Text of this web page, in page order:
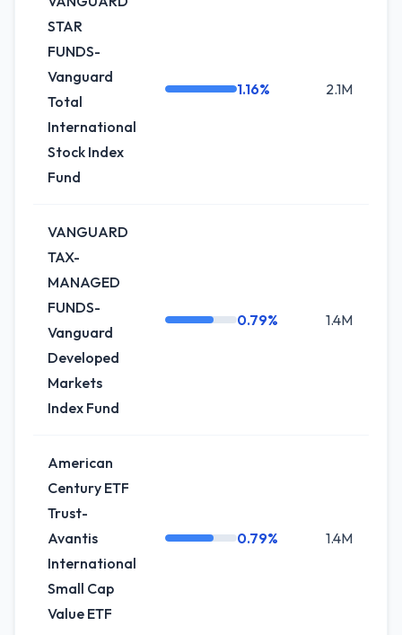
STAR
FUNDS-
Vanguard
Total
International
Stock Index
Fund
1.16% 2.1M
VANGUARD
TAX-
MANAGED
FUNDS-
Vanguard
Developed
Markets
Index Fund
0.79% 1.4M
American
Century ETF
Trust-
Avantis
International
Small Cap
Value ETF
0.79% 1.4M